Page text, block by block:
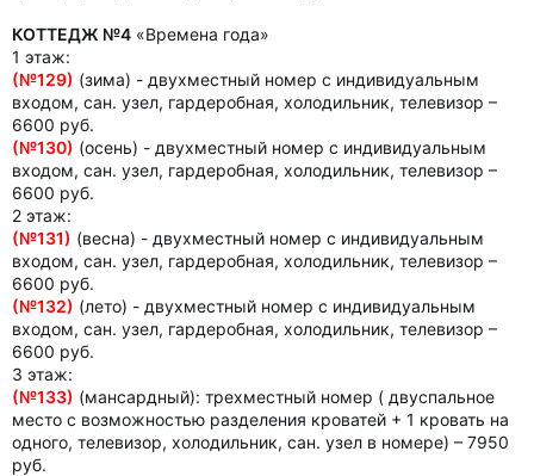
КОТТЕДЖ №4 «Времена года»
1 этаж:
(№129) (зима) - двухместный номер с индивидуальным
входом, сан. узел, гардеробная, холодильник, телевизор –
6600 руб.
(№130) (осень) - двухместный номер с индивидуальным
входом, сан. узел, гардеробная, холодильник, телевизор –
6600 руб.
2 этаж:
(№131) (весна) - двухместный номер с индивидуальным
входом, сан. узел, гардеробная, холодильник, телевизор –
6600 руб.
(№132) (лето) - двухместный номер с индивидуальным
входом, сан. узел, гардеробная, холодильник, телевизор –
6600 руб.
3 этаж:
(№133) (мансардный): трехместный номер ( двуспальное
место с возможностью разделения кроватей + 1 кровать на
одного, телевизор, холодильник, сан. узел в номере) – 7950
руб.